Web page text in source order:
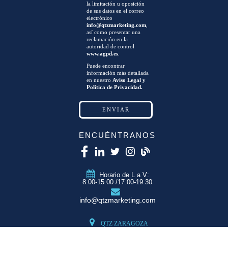
la limitación u oposición
de sus datos en el correo
electrónico
info@qtzmarketing.com
así como presentar una
reclamación en la
autoridad de control
www.agpd.es
Puede encontrar
información más detallada
en nuestro Aviso Legal y
Política de Privacidad.
ENCUÉNTRANOS
Horario de L a V:
8:00-15:00 /17:00-19:30
info@qtzmarketing.com
QTZ ZARAGOZA